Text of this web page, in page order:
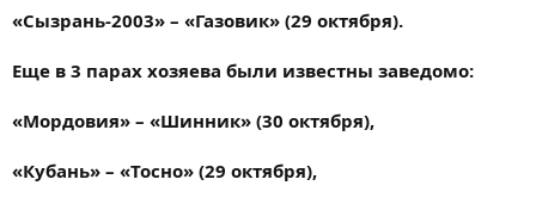
«Сызрань-2003» – «Газовик» (29 октября).
Еще в 3 парах хозяева были известны заведомо:
«Мордовия» – «Шинник» (30 октября),
«Кубань» – «Тосно» (29 октября),